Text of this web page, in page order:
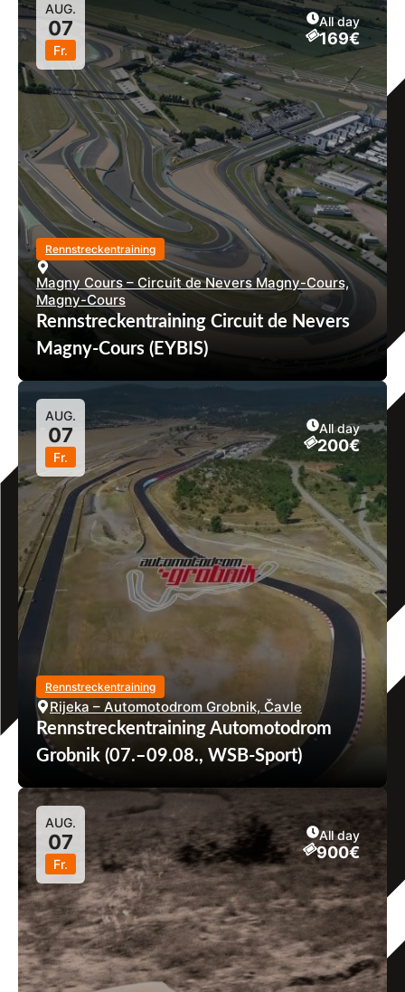
AUG.
07
Fr.
All day
169€
Rennstreckentraining
Magny Cours – Circuit de Nevers Magny-Cours,
Magny-Cours
Rennstreckentraining Circuit de Nevers
Magny-Cours (EYBIS)
AUG.
07
Fr.
All day
200€
Rennstreckentraining
Rijeka – Automotodrom Grobnik, Čavle
Rennstreckentraining Automotodrom
Grobnik (07.–09.08., WSB-Sport)
AUG.
07
Fr.
All day
900€